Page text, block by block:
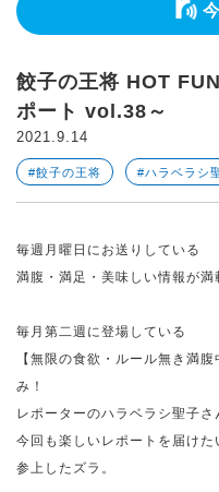
餃子の王将 HOT
ポート vol.38～
2021.9.14
#餃子の王将 #ハラベラシ
毎週月曜日にお送りしている
満腹・満足・美味しい情報が
毎月第二週に登場している
【無限の食欲・ルール無き満
み！
レポーターのハラベラシ聖子さ
今回も楽しいレポートを届け
参上したズラ。